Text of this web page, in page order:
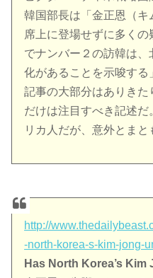
韓国部長は「金正恩（
席上に登場せずに多く
でナンバー２の訪韓は
化があることを示唆す
記事の大部分はありき
だけは注目すべき記述だ
リカ人だが、意外とまと
http://
-north-korea-s-kim-jong-
Has North Korea’s